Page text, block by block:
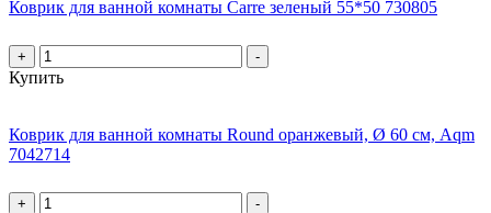
Коврик для ванной комнаты Carre зеленый 55*50 730805
+ -
Купить
Коврик для ванной комнаты Round оранжевый, Ø 60 см, Aqm
7042714
+ -